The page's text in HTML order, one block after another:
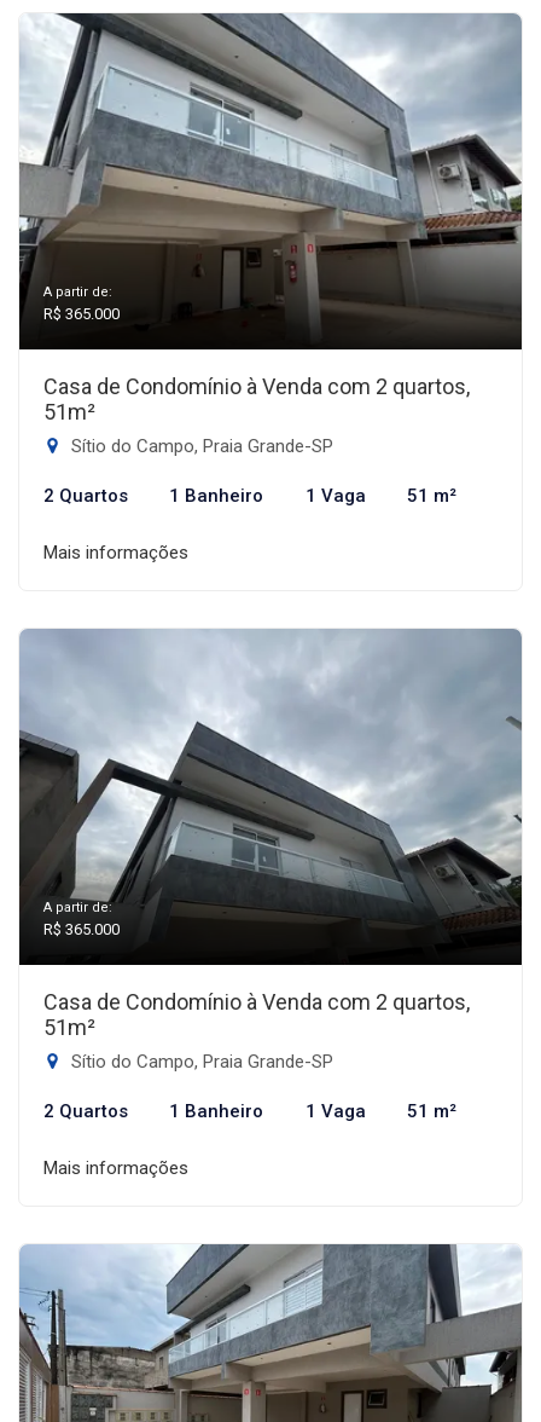
A partir de:
R$ 365.000
Casa de Condomínio à Venda com 2 quartos,
51m²
Sítio do Campo, Praia Grande-SP
2 Quartos 1 Banheiro 1 Vaga 51 m²
Mais informações
A partir de:
R$ 365.000
Casa de Condomínio à Venda com 2 quartos,
51m²
Sítio do Campo, Praia Grande-SP
2 Quartos 1 Banheiro 1 Vaga 51 m²
Mais informações